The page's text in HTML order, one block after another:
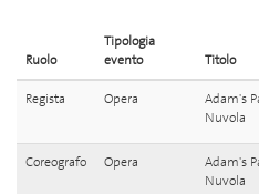
Ruolo
Tipologia
evento
Titolo
Regista Opera
Adam's
Nuvola
Coreografo Opera
Adam's
Nuvola